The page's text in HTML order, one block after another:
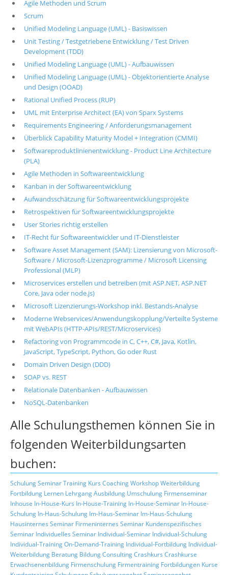
Agile Methoden und Scrum
Scrum
Unified Modeling Language (UML) - Basiswissen
Unit Testing / Testgetriebene Entwicklung / Test Driven
Development (TDD)
Unified Modeling Language (UML) - Aufbauwissen
Unified Modeling Language (UML) - Objektorientierte Analyse
und Design (OOAD)
Rational Unified Process (RUP)
UML mit Enterprise Architect (EA) von Sparx Systems
Requirements Engineering / Anforderungsmanagement
Überblick Capability Maturity Model + Integration (CMMI)
Softwareproduktlinienentwicklung - Product Line Architecture
(PLA)
Agile Methoden in Softwareentwicklung
Kanban in der Softwareentwicklung
Aufwandsschätzung für Softwareentwicklungsprojekte
Retrospektiven für Softwareentwicklungsprojekte
User Stories richtig erstellen
IT-Recht für Softwareentwickler und IT-Dienstleister
Software Asset Management (SAM): Lizensierung von Microsoft-
Software / Microsoft-Lizenzprogramme / Microsoft Licensing
Professional (MLP)
Microservices erstellen und betreiben (mit ASP.NET, ASP.NET
Core, Java oder node.js)
Microsoft Lizenzierungs-Workshop inkl. Bestands-Analyse
Moderne Webservices/Anwendungskopplung/Verteilte Systeme
mit WebAPIs (HTTP-APIs/REST/Microservices)
Refactoring von Programmcode in C, C++, C#, Java, Kotlin,
JavaScript, TypeScript, Python, Go oder Rust
Domain Driven Design (DDD)
SOAP vs. REST
Relationale Datenbanken - Aufbauwissen
NoSQL-Datenbanken
Alle Schulungsthemen können Sie in
folgenden Weiterbildungsarten
buchen:
SchulungSeminarTraining Kurs CoachingWorkshopWeiterbildung
Fortbildung Lernen LehrgangAusbildung Umschulung Firmenseminar
Inhouse In-House-Kurs In-House-Training In-House-Seminar In-House-
Schulung In-Haus-Schulung Im-Haus-Seminar Im-Haus-Schulung
Hausinternes Seminar Firmeninternes Seminar Kundenspezifisches
Seminar Individuelles Seminar Individual-Seminar Individual-Schulung
Individual-TrainingOn-Demand-Training Individual-Fortbildung Individual-
Weiterbildung Beratung BildungConsultingCrashkurs Crashkurse
Erwachsenenbildung Firmenschulung Firmentraining Fortbildungen Kurse